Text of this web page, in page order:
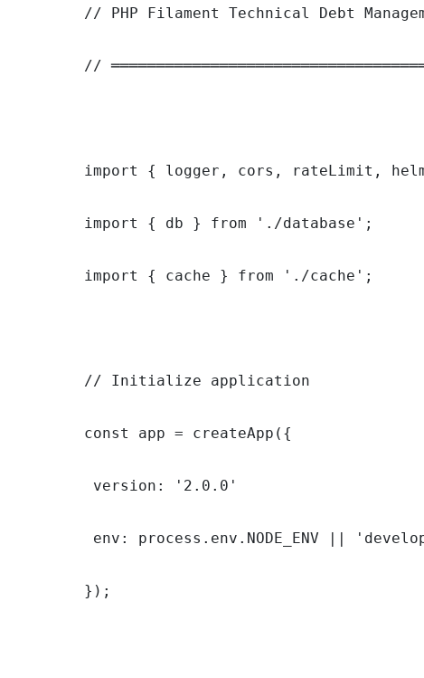
// PHP Filament Technical Debt
//
import { logger, cors, rateLimit,
import { db } from './database';
import { cache } from './cache';
// Initialize application
const app = createApp({
version: '2.0.0'
env: process.env.NODE_ENV ||
});